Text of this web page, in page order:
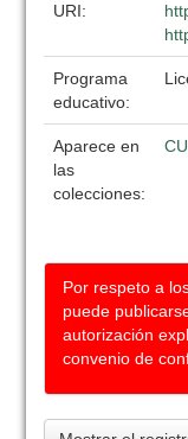
URI:
Programa
educativo:
Aparece en
las
colecciones:
Por respeto a
puede
autorización
convenio de